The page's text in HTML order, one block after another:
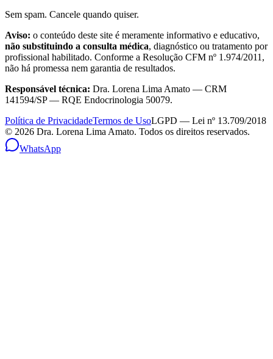
Sem spam. Cancele quando quiser.
Aviso: o conteúdo deste site é meramente informativo e educativo,
não substituindo a consulta médica, diagnóstico ou tratamento por
profissional habilitado. Conforme a Resolução CFM nº 1.974/2011,
não há promessa nem garantia de resultados.
Responsável técnica: Dra. Lorena Lima Amato — CRM
141594/SP — RQE Endocrinologia 50079.
Política de PrivacidadeTermos de UsoLGPD — Lei nº 13.709/2018
© 2026 Dra. Lorena Lima Amato. Todos os direitos reservados.
WhatsApp